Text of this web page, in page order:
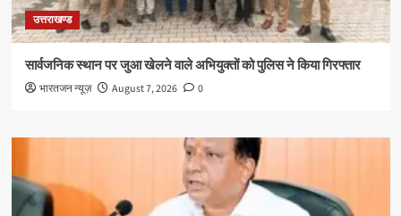
उत्तराखण्ड
सार्वजनिक स्थान पर जुआ खेलने वाले अभियुक्तों को पुलिस ने किया गिरफ्तार
भारतजन न्यूज़ August 7, 2026 0